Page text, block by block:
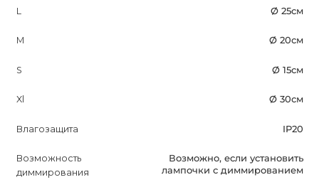
L Ø 25см
M Ø 20см
S Ø 15см
Xl Ø 30см
Влагозащита IP20
Возможность
диммирования
Возможно, если установить
лампочки с диммированием